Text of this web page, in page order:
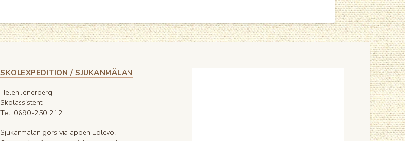
SKOLEXPEDITION / SJUKANMÄLAN
Helen Jenerberg
Skolassistent
Tel: 0690-250 212
Sjukanmälan görs via appen Edlevo.